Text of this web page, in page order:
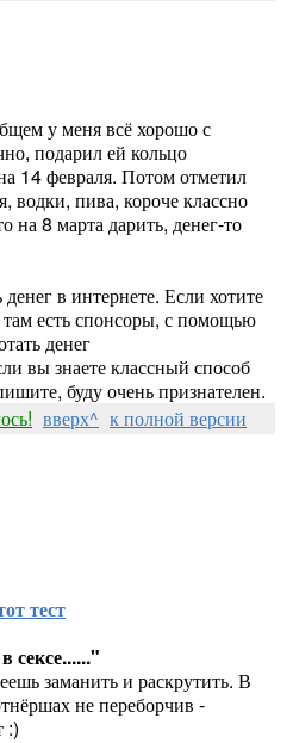
у меня всё хорошо с
подарил ей кольцо
14 февраля. Потом отметил
водки, пива, короче классно
на 8 марта дарить, денег-то
в интернете. Если хотите
есть спонсоры, с помощью
денег
вы знаете классный способ
буду очень признателен.
вверх^ к полной версии
тест
заманить и раскрутить. В
не переборчив -
:)